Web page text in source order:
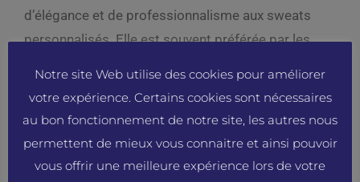
d’élégance et de professionnalisme aux sweats
personnalisés. Elle est souvent préférée par les
Texture et relief : Contrairement à l’impression qui est
plate, la broderie ajoute une texture et un relief subtil
aux sweats personnalisés. Cela crée une sensation
Notre site Web utilise des cookies pour améliorer
votre expérience. Certains cookies sont nécessaires
au bon fonctionnement de notre site, les autres nous
permettent de mieux vous connaitre et ainsi pouvoir
vous offrir une meilleure expérience lors de votre